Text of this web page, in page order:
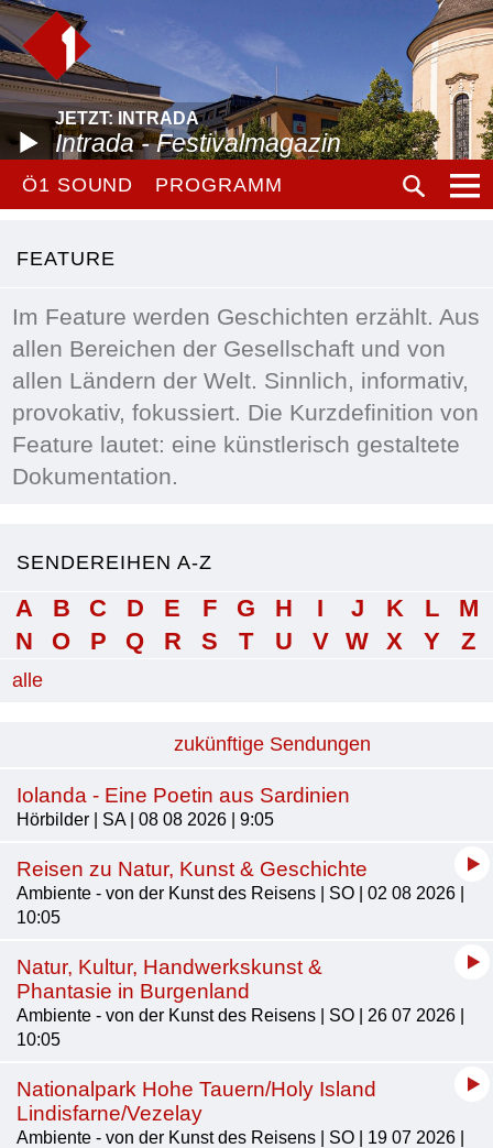
JETZT: INTRADA
Intrada - Festivalmagazin
Ö1 SOUND PROGRAMM
FEATURE
Im Feature werden Geschichten erzählt. Aus
allen Bereichen der Gesellschaft und von
allen Ländern der Welt. Sinnlich, informativ,
provokativ, fokussiert. Die Kurzdefinition von
Feature lautet: eine künstlerisch gestaltete
Dokumentation.
SENDEREIHEN A-Z
A B C D E F G H I J K L
M
N
O P Q R S T U V W X Y Z
alle
zukünftige Sendungen
Iolanda - Eine Poetin aus Sardinien
Hörbilder | SA | 08 08 2026 | 9:05
Reisen zu Natur, Kunst & Geschichte
Ambiente - von der Kunst des Reisens | SO | 02 08 2026 |
10:05
Natur, Kultur, Handwerkskunst &
Phantasie in Burgenland
Ambiente - von der Kunst des Reisens | SO | 26 07 2026 |
10:05
Nationalpark Hohe Tauern/Holy Island
Lindisfarne/Vezelay
Ambiente - von der Kunst des Reisens | SO | 19 07 2026 |